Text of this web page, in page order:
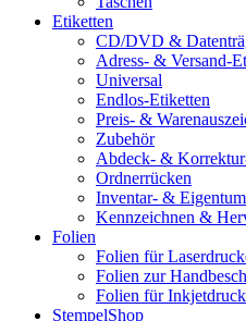
Etiketten
CD/DVD &
Adress- & Versand-
Universal
Endlos-Etiketten
Preis- &
Zubehör
Abdeck- &
Ordnerrücken
Inventar- &
Kennzeichnen &
Folien
Folien für
Folien zur
Folien für
StempelShop